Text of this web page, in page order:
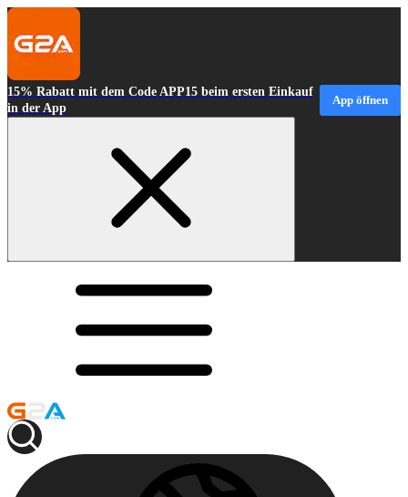
15% Rabatt mit dem Code APP15 beim ersten Einkauf
in der App
App öffnen